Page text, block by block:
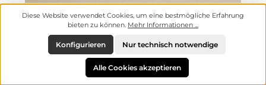
Diese Website verwendet Cookies, um eine bestmögliche Erfahrung
bieten zu können. Mehr Informationen ...
Nur technisch notwendige
Konfigurieren
Alle Cookies akzeptieren